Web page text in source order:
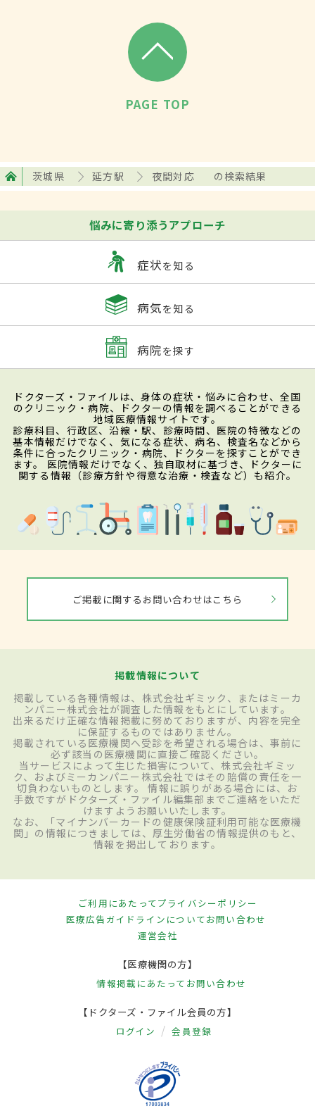
PAGE TOP
茨城県 延方駅 夜間対応 の検索結果
悩みに寄り添うアプローチ
症状を知る
病気を知る
病院を探す
ドクターズ・ファイルは、身体の症状・悩みに合わせ、全国
のクリニック・病院、ドクターの情報を調べることができる
地域医療情報サイトです。
診療科目、行政区、沿線・駅、診療時間、医院の特徴などの
基本情報だけでなく、気になる症状、病名、検査名などから
条件に合ったクリニック・病院、ドクターを探すことができ
ます。 医院情報だけでなく、独自取材に基づき、ドクターに
関する情報（診療方針や得意な治療・検査など）も紹介。
ご掲載に関するお問い合わせはこちら
掲載情報について
掲載している各種情報は、株式会社ギミック、またはミーカ
ンパニー株式会社が調査した情報をもとにしています。
出来るだけ正確な情報掲載に努めておりますが、内容を完全
に保証するものではありません。
掲載されている医療機関へ受診を希望される場合は、事前に
必ず該当の医療機関に直接ご確認ください。
当サービスによって生じた損害について、株式会社ギミッ
ク、およびミーカンパニー株式会社ではその賠償の責任を一
切負わないものとします。 情報に誤りがある場合には、お
手数ですがドクターズ・ファイル編集部までご連絡をいただ
けますようお願いいたします。
なお、「マイナンバーカードの健康保険証利用可能な医療機
関」の情報につきましては、厚生労働省の情報提供のもと、
情報を掲出しております。
ご利用にあたってプライバシーポリシー
医療広告ガイドラインについてお問い合わせ
運営会社
【医療機関の方】
情報掲載にあたって お問い合わせ
【ドクターズ・ファイル会員の方】
ログイン 会員登録